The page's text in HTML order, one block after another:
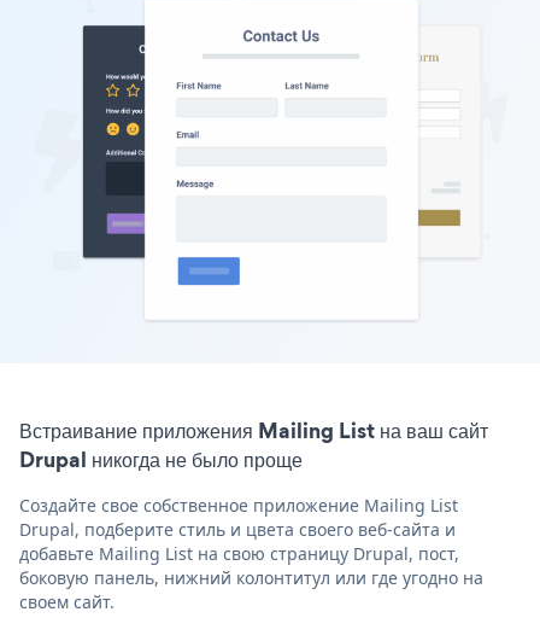
Встраивание приложения Mailing List на ваш сайт
Drupal никогда не было проще
Создайте свое собственное приложение Mailing List
Drupal, подберите стиль и цвета своего веб-сайта и
добавьте Mailing List на свою страницу Drupal, пост,
боковую панель, нижний колонтитул или где угодно на
своем сайт.